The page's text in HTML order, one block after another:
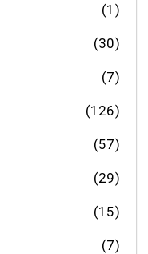
(1)
(30)
(7)
(126)
(57)
(29)
(15)
(7)